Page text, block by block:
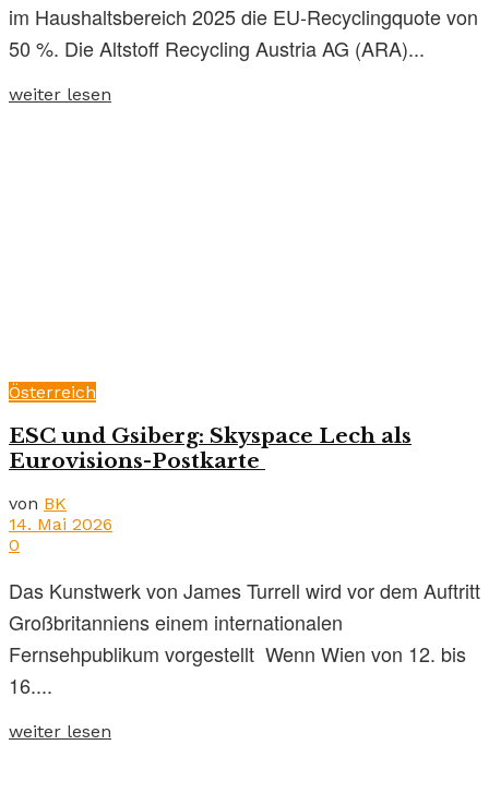
im Haushaltsbereich 2025 die EU-Recyclingquote von
50 %. Die Altstoff Recycling Austria AG (ARA)...
weiter lesen
Österreich
ESC und Gsiberg: Skyspace Lech als
Eurovisions-Postkarte
von BK
14. Mai 2026
0
Das Kunstwerk von James Turrell wird vor dem Auftritt
Großbritanniens einem internationalen
Fernsehpublikum vorgestellt Wenn Wien von 12. bis
16....
weiter lesen